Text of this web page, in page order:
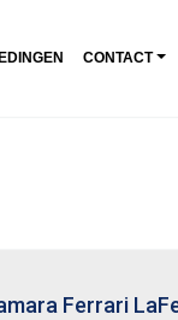
CONTACT
Ferrari